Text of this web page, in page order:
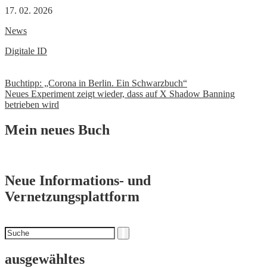
17. 02. 2026
News
Digitale ID
Beitrags-
Navigation
Buchtipp: „Corona in Berlin. Ein Schwarzbuch“
Neues Experiment zeigt wieder, dass auf X Shadow Banning
betrieben wird
Mein neues Buch
Neue Informations- und
Vernetzungsplattform
Suchen
nach
ausgewähltes